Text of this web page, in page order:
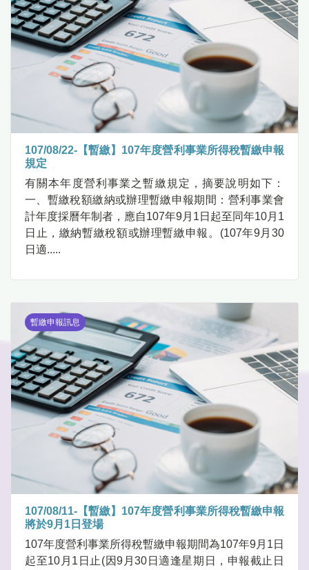
107/08/22-【暫繳】107年度營利事業所得稅暫繳申報
規定
有關本年度營利事業之暫繳規定，摘要說明如下：
一、暫繳稅額繳納或辦理暫繳申報期間：營利事業會
計年度採曆年制者，應自107年9月1日起至同年10月1
日止，繳納暫繳稅額或辦理暫繳申報。(107年9月30
日適.....
暫繳申報訊息
107/08/11-【暫繳】107年度營利事業所得稅暫繳申報
將於9月1日登場
107年度營利事業所得稅暫繳申報期間為107年9月1日
起至10月1日止(因9月30日適逢星期日，申報截止日